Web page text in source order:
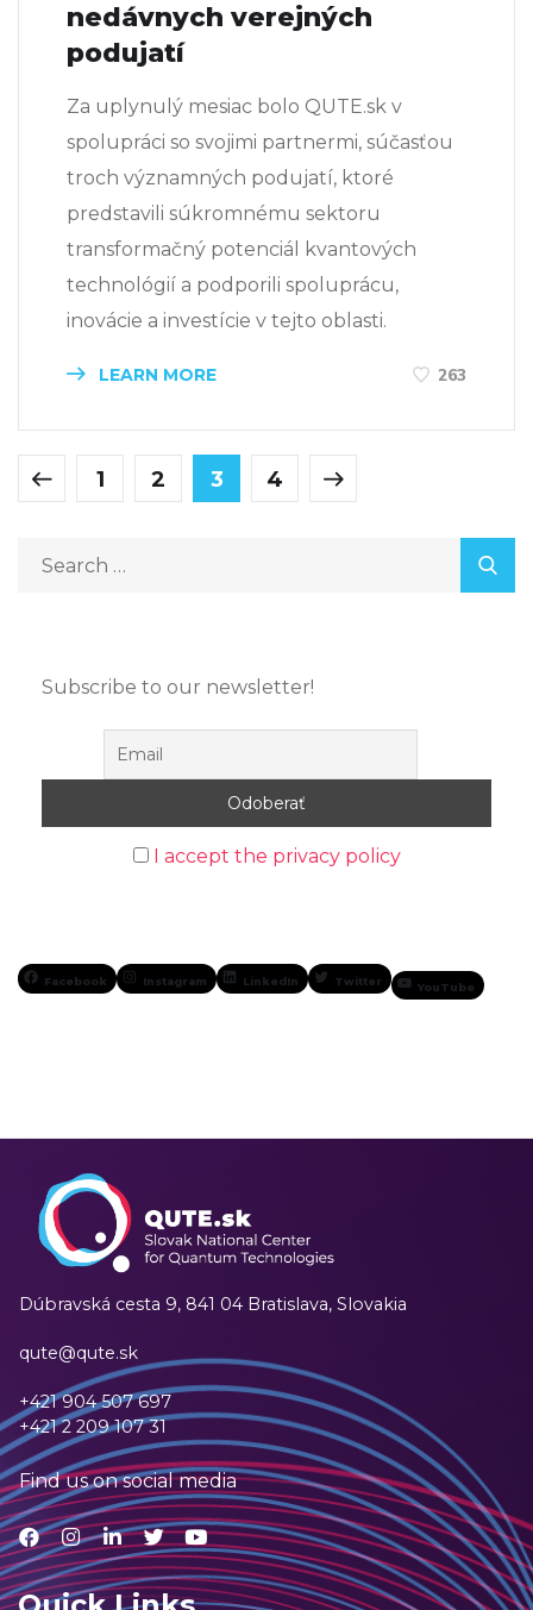
nedávnych verejných
podujatí
Za uplynulý mesiac bolo QUTE.sk v
spolupráci so svojimi partnermi, súčasťou
troch významných podujatí, ktoré
predstavili súkromnému sektoru
transformačný potenciál kvantových
technológií a podporili spoluprácu,
inovácie a investície v tejto oblasti.
LEARN MORE 263
1 2 3 4
Subscribe to our newsletter!
I accept the privacy policy
Facebook Instagram LinkedIn Twitter YouTube
Dúbravská cesta 9, 841 04 Bratislava, Slovakia
qute@qute.sk
+421 904 507 697
+421 2 209 107 31
Find us on social media